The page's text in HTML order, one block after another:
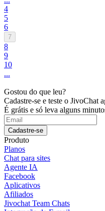
4
5
6
7
8
9
10
...
Gostou do que leu?
Cadastre-se e teste o JivoChat
É grátis e só leva alguns
Cadastre-se
Produto
Planos
Chat para sites
Agente IA
Facebook
Aplicativos
Afiliados
Jivochat Team Chats